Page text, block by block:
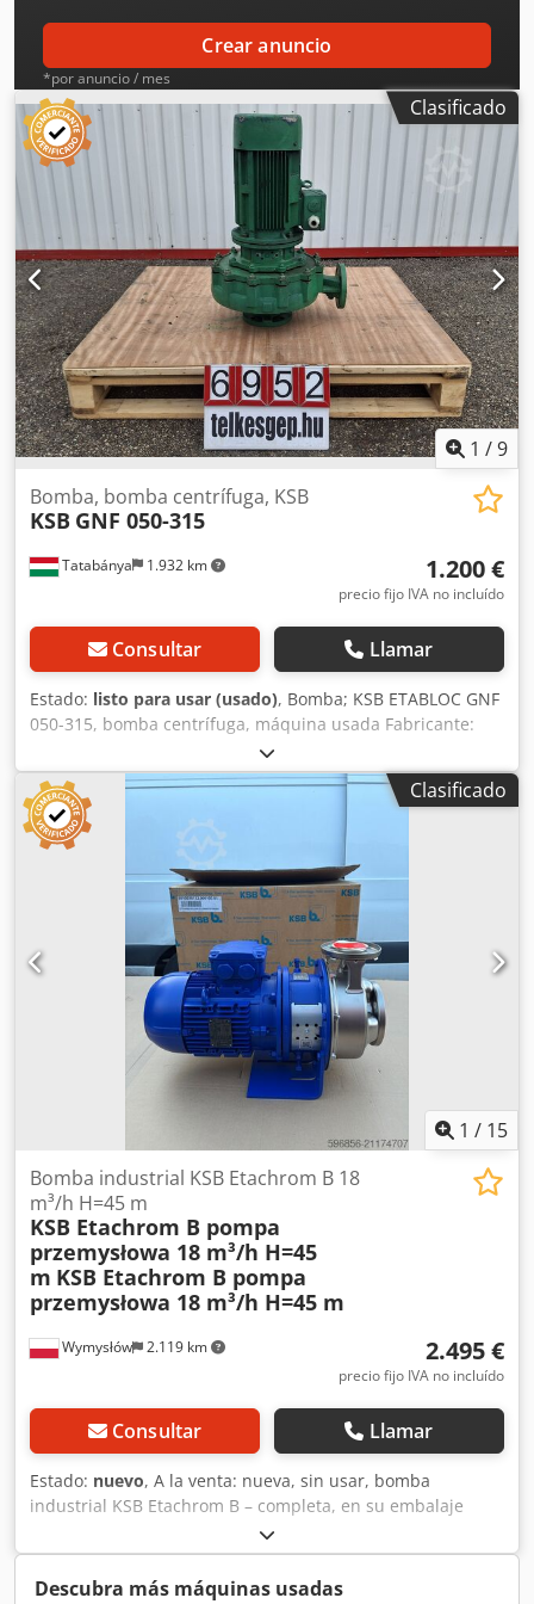
Crear anuncio
*por anuncio / mes
Clasificado
1 /9
Tatabánya 1.932 km
Bomba, bomba centrífuga, KSB
KSB GNF 050-315
1.200 €
precio fijo IVA no incluído
Consultar Llamar
Estado: listo para usar (usado), Bomba; KSB ETABLOC GNF
050-315, bomba centrífuga, máquina usada Fabricante:
KSB ETABLOC Tipo: GNF 050-315 Dimensiones totales:
Ancho: 510 mm Fondo: 420 mm Altura: 700 mm Dcjdpfxoyh
D H Te Ab Rok Peso: 55 kg Datos eléctricos: 400 V; 1450 rpm
Caudal: 30 m³/h Altura de impulsión: 26 m Año de
fabricación: 2010
Clasificado
1 / 15
Wymysłów 2.119 km
Bomba industrial KSB Etachrom B 18
m³/h H=45 m
KSB Etachrom B pompa
przemysłowa 18 m³/h H=45
m KSB Etachrom B pompa
przemysłowa 18 m³/h H=45 m
2.495 €
precio fijo IVA no incluído
Consultar Llamar
Estado: nuevo, A la venta: nueva, sin usar, bomba
industrial KSB Etachrom B – completa, en su embalaje
original y con la documentación del fabricante. La bomba
está destinada para aplicaciones industriales y de proceso
– alta calidad de fabricación, producción alemana. Datos
Descubra más máquinas usadas